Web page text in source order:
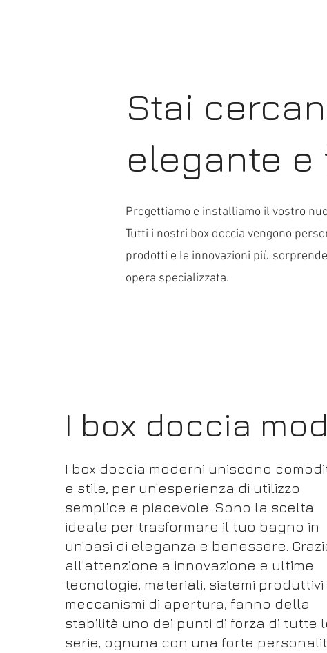
Stai
elegante e
Progettiamo e installiamo il vostro
Tutti i nostri box doccia vengono
prodotti e le innovazioni più
opera specializzata.
I box doccia
I box doccia moderni uniscono
e stile, per un’esperienza di utilizzo
semplice e piacevole. Sono la scelta
ideale per trasformare il tuo bagno in
un’oasi di eleganza e benessere.
all'attenzione a innovazione e ultime
tecnologie, materiali, sistemi produttivi
meccanismi di apertura, fanno della
stabilità uno dei punti di forza di tutte
serie, ognuna con una forte